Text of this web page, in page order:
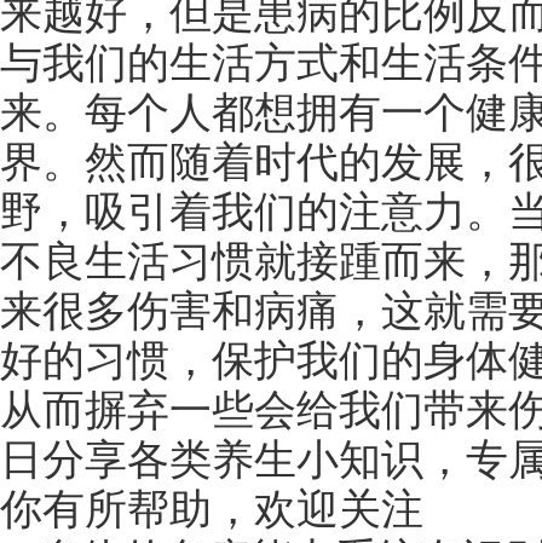
来越好，但是患病的比例反
与我们的生活方式和生活条
来。每个人都想拥有一个健
界。然而随着时代的发展，
野，吸引着我们的注意力。
不良生活习惯就接踵而来，
来很多伤害和病痛，这就需
好的习惯，保护我们的身体
从而摒弃一些会给我们带来
日分享各类养生小知识，专
你有所帮助，欢迎关注